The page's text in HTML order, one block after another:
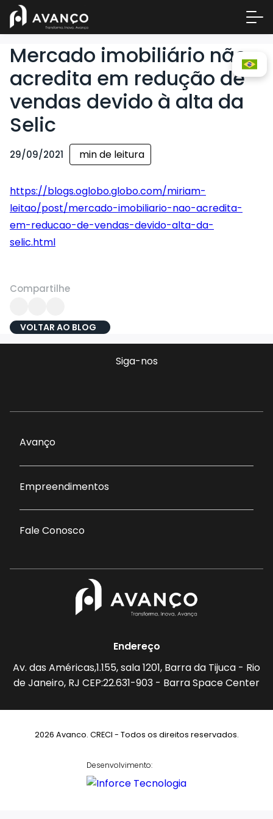
Mercado imobiliário não
acredita em redução de
vendas devido à alta da
Selic
29/09/2021 min de leitura
https://blogs.oglobo.globo.com/miriam-
leitao/post/mercado-imobiliario-nao-acredita-
em-reducao-de-vendas-devido-alta-da-
selic.html
Compartilhe
VOLTAR AO BLOG
Siga-nos
Avanço
Empreendimentos
Fale Conosco
Endereço
Av. das Américas,1.155, sala 1201, Barra da Tijuca - Rio
de Janeiro, RJ CEP:22.631-903 - Barra Space Center
2026 Avanco. CRECI - Todos os direitos reservados.
Desenvolvimento: